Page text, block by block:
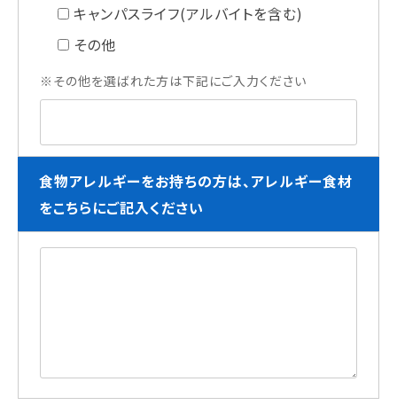
キャンパスライフ(アルバイトを含む)
その他
※その他を選ばれた方は下記にご入力ください
食物アレルギーをお持ちの方は、アレルギー食材
をこちらにご記入ください